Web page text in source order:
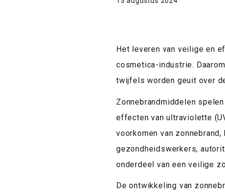
Het leveren van veilige en
cosmetica-industrie.
twijfels worden geuit over
Zonnebrandmiddelen
effecten van ultraviolette
voorkomen van
gezondheidswerkers,
onderdeel van een veilige
De ontwikkeling van